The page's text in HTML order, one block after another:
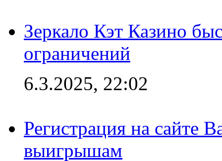
Зеркало Кэт Казино
ограничений
6.3.2025, 22:02
Регистрация на сайте
выигрышам